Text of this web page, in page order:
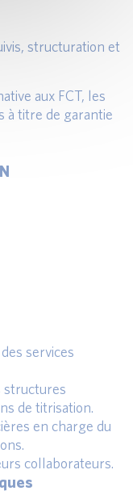
structuration et
aux FCT, les
à titre de garantie
services
structures
de titrisation.
en charge du
collaborateurs.